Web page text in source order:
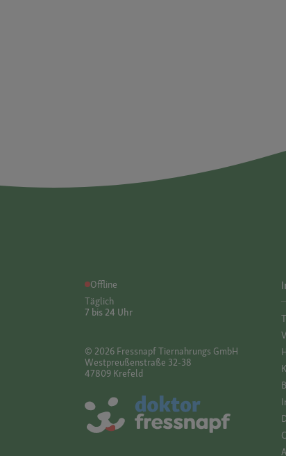
Offline
Täglich
7 bis 24 Uhr
© 2026 Fressnapf Tiernahrungs GmbH
Westpreußenstraße 32-38
47809 Krefeld